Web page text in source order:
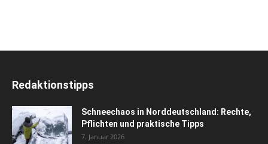
Redaktionstipps
Schneechaos in Norddeutschland: Rechte,
Pflichten und praktische Tipps
7. Januar 2026